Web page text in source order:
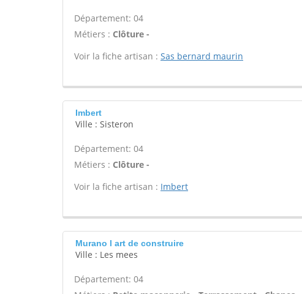
Département: 04
Métiers : Clôture -
Voir la fiche artisan : Sas bernard maurin
Imbert
Ville : Sisteron
Département: 04
Métiers : Clôture -
Voir la fiche artisan : Imbert
Murano l art de construire
Ville : Les mees
Département: 04